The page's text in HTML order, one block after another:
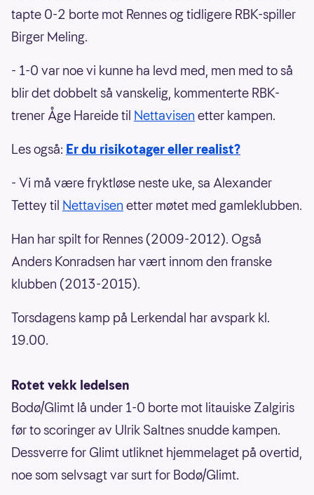
tapte 0-2 borte mot Rennes og tidligere RBK-spiller
Birger Meling.
- 1-0 var noe vi kunne ha levd med, men med to så
blir det dobbelt så vanskelig, kommenterte RBK-
trener Åge Hareide til Nettavisen etter kampen.
Les også: Er du risikotager eller realist?
- Vi må være fryktløse neste uke, sa Alexander
Tettey til Nettavisen etter møtet med gamleklubben.
Han har spilt for Rennes (2009-2012). Også
Anders Konradsen har vært innom den franske
klubben (2013-2015).
Torsdagens kamp på Lerkendal har avspark kl.
19.00.
Rotet vekk ledelsen
Bodø/Glimt lå under 1-0 borte mot litauiske Zalgiris
før to scoringer av Ulrik Saltnes snudde kampen.
Dessverre for Glimt utliknet hjemmelaget på overtid,
noe som selvsagt var surt for Bodø/Glimt.